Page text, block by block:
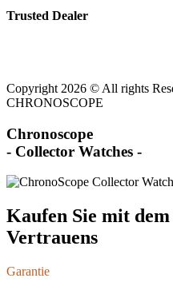
Trusted Dealer
Copyright 2026 © All rights
CHRONOSCOPE
Chronoscope
- Collector Watches -
Kaufen Sie mit
Vertrauens
Garantie